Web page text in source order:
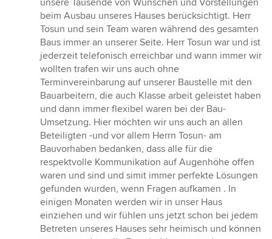
beim Ausbau unseres Hauses berücksichtigt. Herr
Tosun und sein Team waren während des gesamten
Baus immer an unserer Seite. Herr Tosun war und ist
jederzeit telefonisch erreichbar und wann immer wir
wollten trafen wir uns auch ohne
Terminvereinbarung auf unserer Baustelle mit den
Bauarbeitern, die auch Klasse arbeit geleistet haben
und dann immer flexibel waren bei der Bau-
Umsetzung. Hier möchten wir uns auch an allen
Beteiligten -und vor allem Herrn Tosun- am
Bauvorhaben bedanken, dass alle für die
respektvolle Kommunikation auf Augenhöhe offen
waren und sind und simit immer perfekte Lösungen
gefunden wurden, wenn Fragen aufkamen . In
einigen Monaten werden wir in unser Haus
einziehen und wir fühlen uns jetzt schon bei jedem
Betreten unseres Hauses sehr heimisch und können